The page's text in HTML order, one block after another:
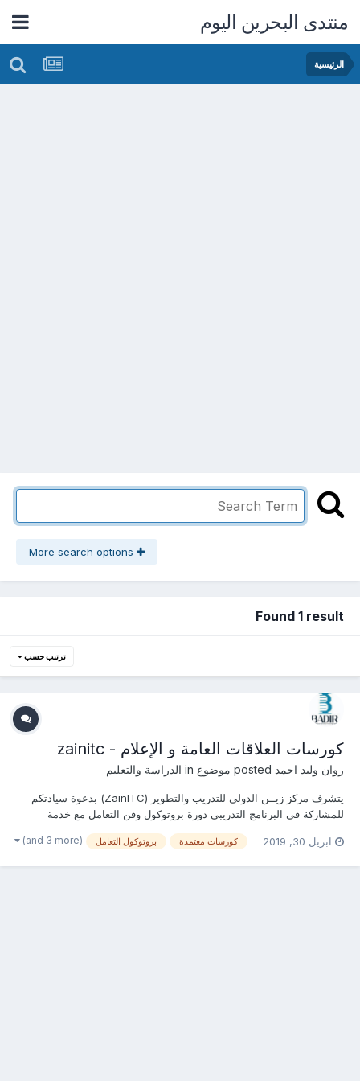
منتدى البحرين اليوم
الرئيسية
Found 1 result
ترتيب حسب
كورسات العلاقات العامة و الإعلام - zainitc
روان وليد احمد الدراسة والتعليم
يتشرف مركز زيــن الدولي للتدريب والتطوير (ZainITC) بدعوة سيادتكم
للمشاركة فى البرنامج التدريبي دورة بروتوكول وفن التعامل مع خدمة
منسقة التدريب : روان وليد جوال / واتساب / ڨايبر / لاين / إيمو :
ابريل 30, 2019 كورسات معتمدة بروتوكول التعامل (and 3 more)